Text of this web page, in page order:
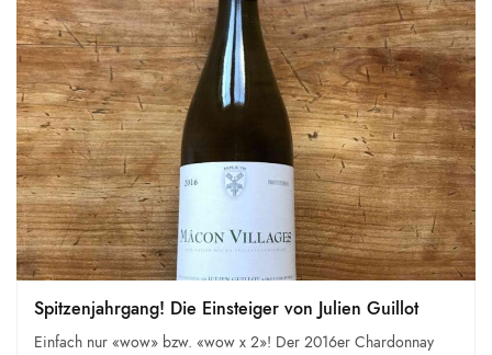
Spitzenjahrgang! Die Einsteiger von Julien Guillot
Einfach nur «wow» bzw. «wow x 2»! Der 2016er Chardonnay